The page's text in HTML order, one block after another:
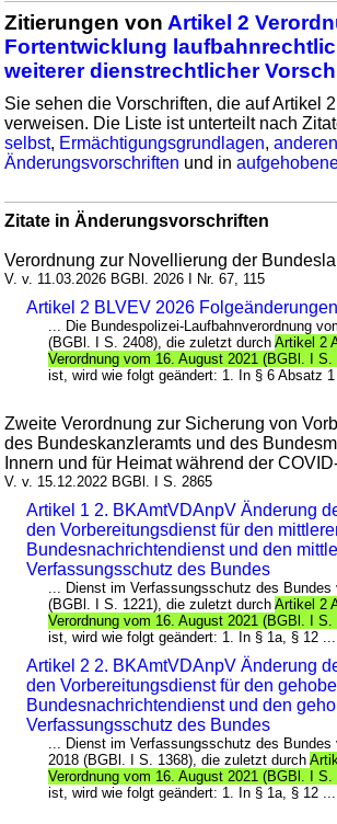
Zitierungen von Artikel 2
Fortentwicklung
weiterer dienstrechtlicher
Sie sehen die Vorschriften, die auf Artikel
verweisen. Die Liste ist unterteilt nach
selbst, Ermächtigungsgrundlagen,
Änderungsvorschriften und in
Zitate in Änderungsvorschriften
Verordnung zur Novellierung der
V. v. 11.03.2026 BGBl. 2026 I Nr. 67, 115
Artikel 2 BLVEV 2026 Folgeänderungen
... Die Bundespolizei-Laufbahnverordnung
(BGBl. I S. 2408), die zuletzt durchArtikel 2
Verordnung vom 16. August 2021 (BGBl. I S.
ist, wird wie folgt geändert: 1. In § 6 Absatz 1
Zweite Verordnung zur Sicherung von
des Bundeskanzleramts und des
Innern und für Heimat während der
V. v. 15.12.2022 BGBl. I S. 2865
Artikel 1 2. BKAmtVDAnpV Änderung
den Vorbereitungsdienst für den
Bundesnachrichtendienst und den
Verfassungsschutz des Bundes
... Dienst im Verfassungsschutz des
(BGBl. I S. 1221), die zuletzt durchArtikel 2
Verordnung vom 16. August 2021 (BGBl. I S.
ist, wird wie folgt geändert: 1. In § 1a, § 12 ...
Artikel 2 2. BKAmtVDAnpV Änderung
den Vorbereitungsdienst für den
Bundesnachrichtendienst und den
Verfassungsschutz des Bundes
... Dienst im Verfassungsschutz des
2018 (BGBl. I S. 1368), die zuletzt durch
Verordnung vom 16. August 2021 (BGBl. I S.
ist, wird wie folgt geändert: 1. In § 1a, § 12 ...